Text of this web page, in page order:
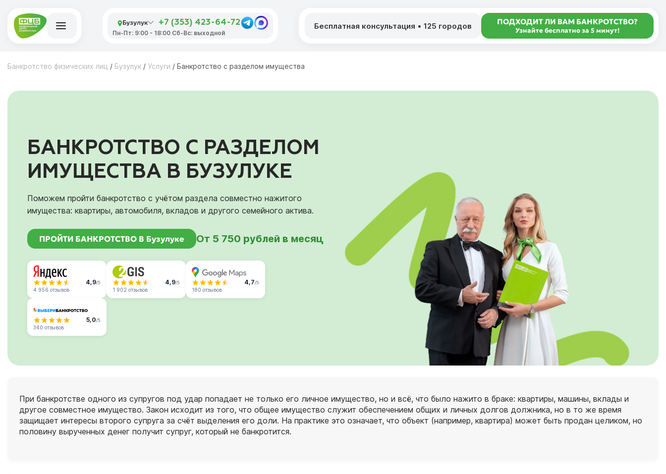
Бузулук +7 (353) 423-64-72
Пн-Пт: 9:00 - 18:00 Сб-Вс: выходной
Бесплатная консультация • 125 городов ПОДХОДИТ ЛИ ВАМ БАНКРОТСТВО?
Узнайте бесплатно за 5 минут!
Банкротство физических лиц / Бузулук / Услуги / Банкротство с разделом имущества
БАНКРОТСТВО С РАЗДЕЛОМ
ИМУЩЕСТВА В БУЗУЛУКЕ
Поможем пройти банкротство с учётом раздела совместно нажитого
имущества: квартиры, автомобиля, вкладов и другого семейного актива.
ПРОЙТИ БАНКРОТСТВО В Бузулуке От 5 750 рублей в месяц
4,9/5
4 956 отзывов
4,9/5
1 902 отзывов
4,7/5
180 отзывов
5,0/5
340 отзывов
При банкротстве одного из супругов под удар попадает не только его личное имущество, но и всё, что было нажито в браке: квартиры, машины, вклады и
другое совместное имущество. Закон исходит из того, что общее имущество служит обеспечением общих и личных долгов должника, но в то же время
защищает интересы второго супруга за счёт выделения его доли. На практике это означает, что объект (например, квартира) может быть продан целиком, но
половину вырученных денег получит супруг, который не банкротится.